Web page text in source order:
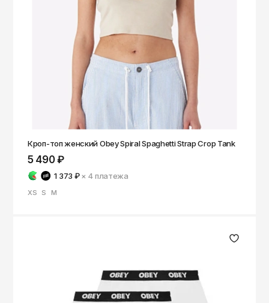
Кроп-топ женский Obey Spiral Spaghetti Strap Crop Tank
5 490 ₽
1 373 ₽ × 4платежа
XS S M